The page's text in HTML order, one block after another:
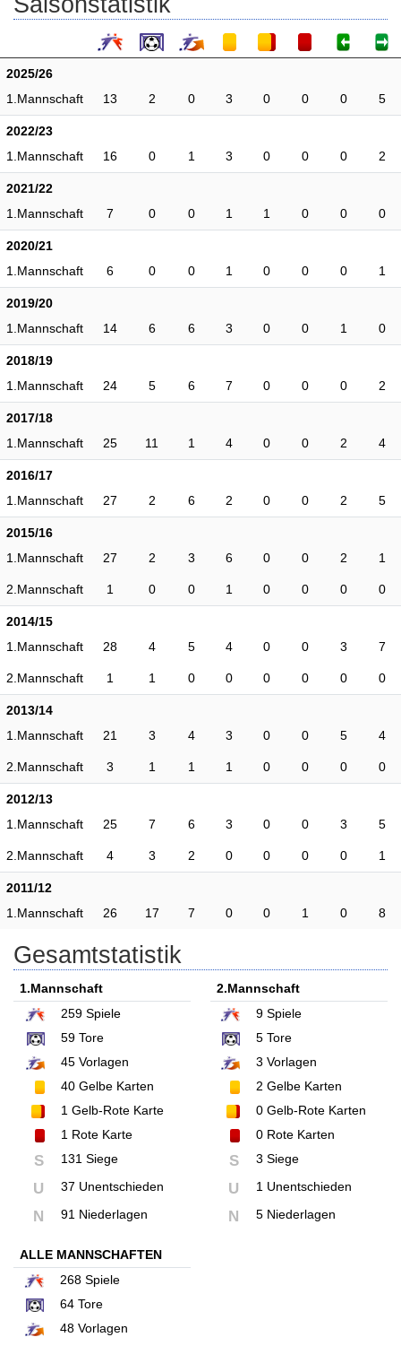
2025/26
1.Mannschaft
13 2 0 3 0 0 0 5
2022/23
1.Mannschaft
16 0 1 3 0 0 0 2
2021/22
1.Mannschaft
7 0 0 1 1 0 0 0
2020/21
1.Mannschaft
6 0 0 1 0 0 0 1
2019/20
1.Mannschaft
14 6 6 3 0 0 1 0
2018/19
1.Mannschaft
24 5 6 7 0 0 0 2
2017/18
1.Mannschaft
25 11 1 4 0 0 2 4
2016/17
1.Mannschaft
27 2 6 2 0 0 2 5
2015/16
1.Mannschaft
27 2 3 6 0 0 2 1
2.Mannschaft 1 0 0 1 0 0 0 0
2014/15
1.Mannschaft
28 4 5 4 0 0 3 7
2.Mannschaft 1 1 0 0 0 0 0 0
2013/14
1.Mannschaft
21 3 4 3 0 0 5 4
2.Mannschaft 3 1 1 1 0 0 0 0
2012/13
1.Mannschaft
25 7 6 3 0 0 3 5
2.Mannschaft 4 3 2 0 0 0 0 1
2011/12
1.Mannschaft
26 17 7 0 0 1 0 8
Gesamtstatistik
1.Mannschaft
259 Spiele
59 Tore
45 Vorlagen
40 Gelbe Karten
1 Gelb-Rote Karte
1 Rote Karte
S 131 Siege
U 37 Unentschieden
N 91 Niederlagen
2.Mannschaft
9Spiele
5Tore
3 Vorlagen
2 Gelbe Karten
0Gelb-Rote Karten
0Rote Karten
S 3 Siege
U 1 Unentschieden
N 5 Niederlagen
ALLE MANNSCHAFTEN
268 Spiele
64 Tore
48 Vorlagen